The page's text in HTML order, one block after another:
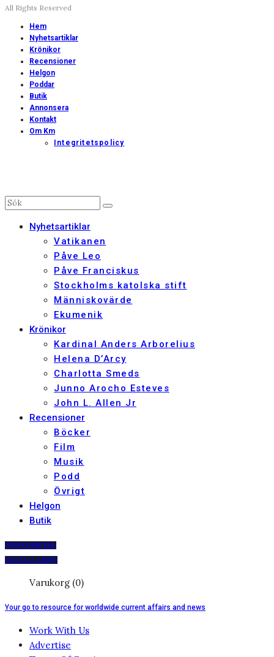
All Rights Reserved
Hem
Nyhetsartiklar
Krönikor
Recensioner
Helgon
Poddar
Butik
Annonsera
Kontakt
Om Km
Integritetspolicy
Nyhetsartiklar
Vatikanen
Påve Leo
Påve Franciskus
Stockholms katolska stift
Människovärde
Ekumenik
Krönikor
Kardinal Anders Arborelius
Helena D’Arcy
Charlotta Smeds
Junno Arocho Esteves
John L. Allen Jr
Recensioner
Böcker
Film
Musik
Podd
Övrigt
Helgon
Butik
PRENUMERERA
DIGITALT ARKIV
Varukorg (0)
Your go to resource for worldwide current affairs and news
Work With Us
Advertise